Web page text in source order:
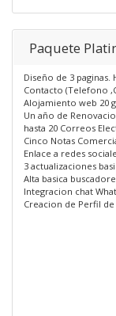
Paquete
Diseño de 3
Contacto (Telefono
Alojamiento web 20
Un año de
hasta 20 Correos
Cinco Notas
Enlace a redes
3 actualizaciones
Alta basica
Integracion chat
Creacion de Perfil